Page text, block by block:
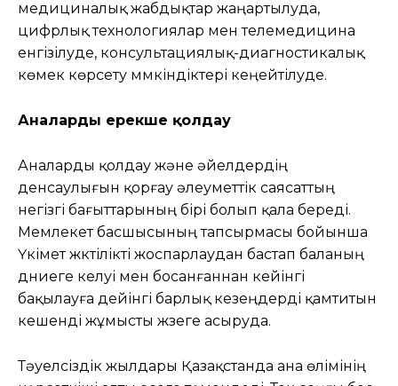
медициналық жабдықтар жаңартылуда,
цифрлық технологиялар мен телемедицина
енгізілуде, консультациялық-диагностикалық
көмек көрсету мүмкіндіктері кеңейтілуде.
Аналарды ерекше қолдау
Аналарды қолдау және әйелдердің
денсаулығын қорғау әлеуметтік саясаттың
негізгі бағыттарының бірі болып қала береді.
Мемлекет басшысының тапсырмасы бойынша
Үкімет жүктілікті жоспарлаудан бастап баланың
дүниеге келуі мен босанғаннан кейінгі
бақылауға дейінгі барлық кезеңдерді қамтитын
кешенді жұмысты жүзеге асыруда.
Тәуелсіздік жылдары Қазақстанда ана өлімінің